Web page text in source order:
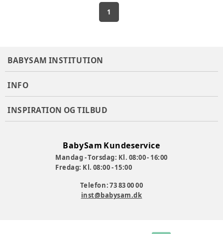
1
BABYSAM INSTITUTION
INFO
INSPIRATION OG TILBUD
BabySam Kundeservice
Mandag - Torsdag: Kl. 08:00 - 16:00
Fredag: Kl. 08:00 - 15:00
Telefon: 73 83 00 00
inst@babysam.dk